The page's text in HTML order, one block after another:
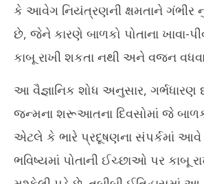
કે આવેગ નિયંત્રણની ક્ષમતાને ગંભીર
છે, જેને કારણે બાળકો પોતાના ખાવા-
કાબૂ રાખી શકતા નથી અને વજન
આ વૈજ્ઞાનિક શોધ અનુસાર, ગર્ભધારણ
જન્મના શરૂઆતના દિવસોમાં જે
એટલે કે ભારે પ્રદૂષણના સંપર્કમાં
ભવિષ્યમાં પોતાની ઈચ્છાઓ પર કાબૂ